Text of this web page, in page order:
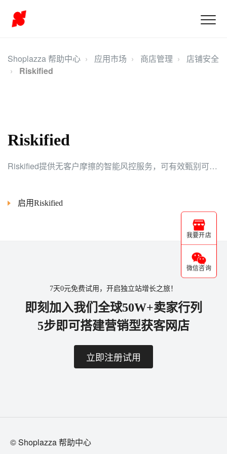
Shoplazza 帮助中心 应用市场 商店管理
店铺安全
Riskified
Riskified
Riskified提供无客户摩擦的智能风控服务，可有效甄别可信用户，提高订单转化率，降低运营成本，并针对批准的订单提供100%的欺诈拒付包赔。
启用Riskified
我要开店
微信咨询
7天0元免费试用，开启独立站增长之旅！
即刻加入我们全球50W+卖家行列
5步即可搭建营销型获客网店
立即注册试用
© Shoplazza 帮助中心